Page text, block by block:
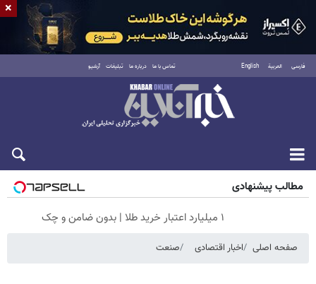
فارسی العربية English تماس با ما درباره ما تبلیغات آرشیو
شنبه ۱۷ مرداد ۱۴۰۵
مطالب پیشنهادی
۱ میلیارد اعتبار خرید طلا | بدون ضامن و چک
صفحه اصلی اخبار اقتصادی صنعت
×